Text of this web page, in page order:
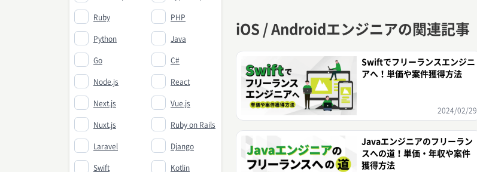
iOS / Androidエンジニアの関連記事
Swiftでフリーランスエンジニ
アへ！単価や案件獲得方法
2024/02/29
Javaエンジニアのフリーラン
スへの道！単価・年収や案件
獲得方法
Ruby PHP
Python Java
Go C#
Node.js React
Next.js Vue.js
Nuxt.js Ruby on Rails
Laravel Django
Swift Kotlin